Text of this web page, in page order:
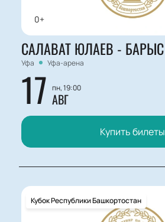
0+
САЛАВАТ ЮЛАЕВ - БАРЫС
Уфа Уфа-арена
17 пн, 19:00
АВГ
Купить билеты
Кубок Республики Башкортостан